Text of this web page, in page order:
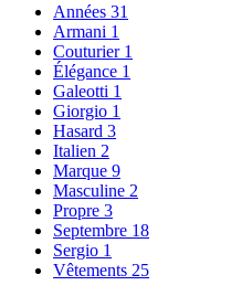
Années 31
Armani 1
Couturier 1
Élégance 1
Galeotti 1
Giorgio 1
Hasard 3
Italien 2
Marque 9
Masculine 2
Propre 3
Septembre 18
Sergio 1
Vêtements 25